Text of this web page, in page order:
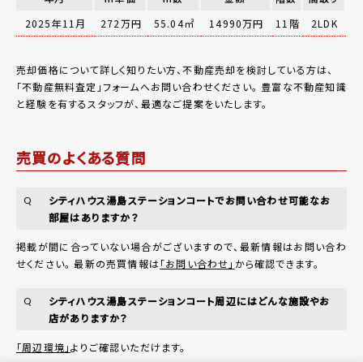
2025年11月
272万円 55.04㎡ 14990万円 11階 2LDK
売却価格について詳しく知りたい方、不動産売却を検討している方は、
「不動産無料査定 」フォームへお問い合わせください。 豊富な不動産知識
と経験を有するスタッフが、最適なご提案をいたします。
売買のよくある質問
Q
シティハウス湯島ステーションコートでお問い合わせ可能なお
部屋はありますか？
掲載が間に合っていない場合がございますので、最新情報はお問い合わ
せください。 最新の売買情報は「お問い合わせ」 から確認できます。
Q
シティハウス湯島ステーションコート周辺にはどんな施設やお
店がありますか？
「周辺環境」よりご確認いただけます。